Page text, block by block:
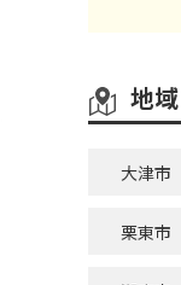
地域
大津市
栗東市